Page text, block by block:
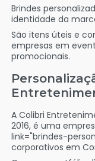
Brindes
identidade da
São itens úteis e
empresas em
promocionais.
A Colibri
2016, é uma
link="brindes-
corporativos em